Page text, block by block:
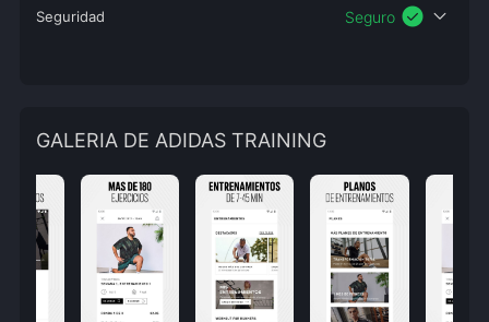
Seguridad Seguro check_circle expand_more
GALERIA DE ADIDAS TRAINING